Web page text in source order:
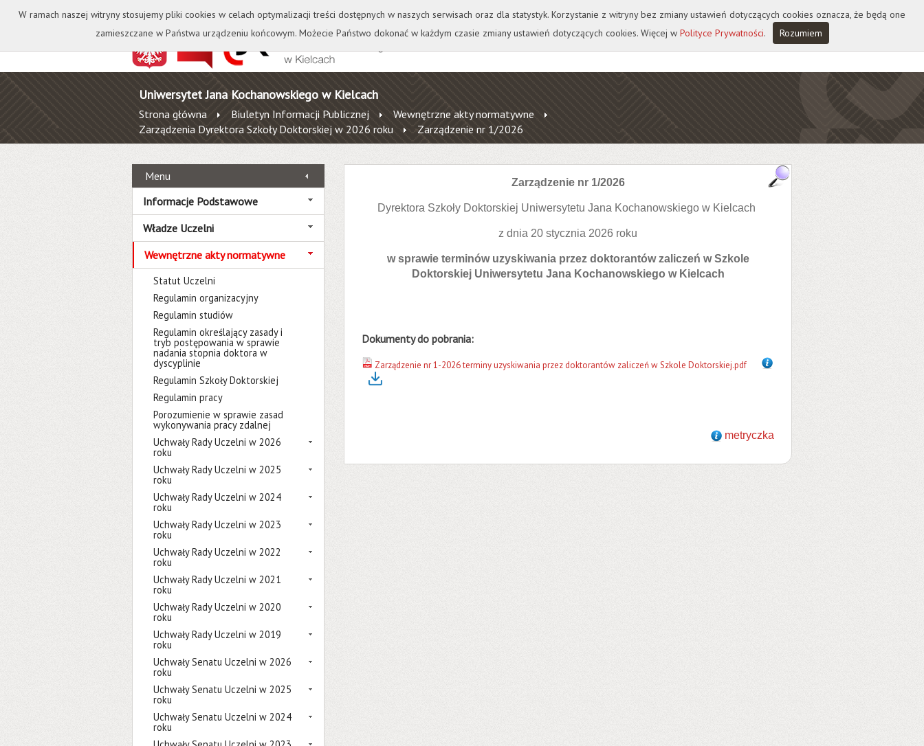
Kontakt Biblioteka Wydawnictwo Wirtualna Uczelnia A A A A
Uniwersytet Jana Kochanowskiego w Kielcach
Strona główna Biuletyn Informacji Publicznej
Wewnętrzne akty normatywne
Zarządzenia Dyrektora Szkoły Doktorskiej w 2026 roku
Zarządzenie nr 1/2026
Menu
Informacje Podstawowe
Władze Uczelni
Wewnętrzne akty normatywne
Statut Uczelni
Regulamin organizacyjny
Regulamin studiów
Regulamin określający zasady i
tryb postępowania w sprawie
nadania stopnia doktora w
dyscyplinie
Regulamin Szkoły Doktorskiej
Regulamin pracy
Porozumienie w sprawie zasad
wykonywania pracy zdalnej
Uchwały Rady Uczelni w 2026
roku
Uchwały Rady Uczelni w 2025
roku
Uchwały Rady Uczelni w 2024
roku
Uchwały Rady Uczelni w 2023
roku
Uchwały Rady Uczelni w 2022
roku
Uchwały Rady Uczelni w 2021
roku
Uchwały Rady Uczelni w 2020
roku
Uchwały Rady Uczelni w 2019
roku
Uchwały Senatu Uczelni w 2026
roku
Uchwały Senatu Uczelni w 2025
roku
Uchwały Senatu Uczelni w 2024
roku
Zarządzenie nr 1/2026
Dyrektora Szkoły Doktorskiej Uniwersytetu Jana Kochanowskiego w Kielcach
z dnia 20 stycznia 2026 roku
w sprawie terminów uzyskiwania przez doktorantów zaliczeń w Szkole
Doktorskiej Uniwersytetu Jana Kochanowskiego w Kielcach
Dokumenty do pobrania:
Zarządzenie nr 1-2026 terminy uzyskiwania przez doktorantów zaliczeń w Szkole Doktorskiej.pdf
metryczka
W ramach naszej witryny stosujemy pliki cookies w celach optymalizacji treści dostępnych w naszych serwisach oraz dla statystyk. Korzystanie z witryny bez zmiany ustawień dotyczących cookies oznacza, że będą one
zamieszczane w Państwa urządzeniu końcowym. Możecie Państwo dokonać w każdym czasie zmiany ustawień dotyczących cookies. Więcej w Polityce Prywatności. Rozumiem